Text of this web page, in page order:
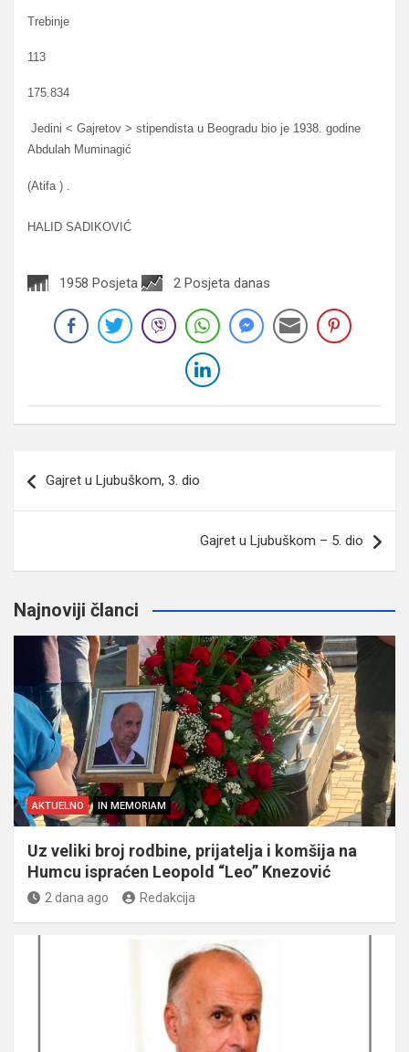
Trebinje
113
175.834
Jedini < Gajretov > stipendista u Beogradu bio je 1938. godine
Abdulah Muminagić
(Atifa ) .
HALID SADIKOVIĆ
1958 Posjeta 2 Posjeta danas
članaka
Gajret u Ljubuškom, 3. dio
Gajret u Ljubuškom – 5. dio
Najnoviji članci
AKTUELNO IN MEMORIAM
Uz veliki broj rodbine, prijatelja i komšija na
Humcu ispraćen Leopold “Leo” Knezović
2 dana ago Redakcija